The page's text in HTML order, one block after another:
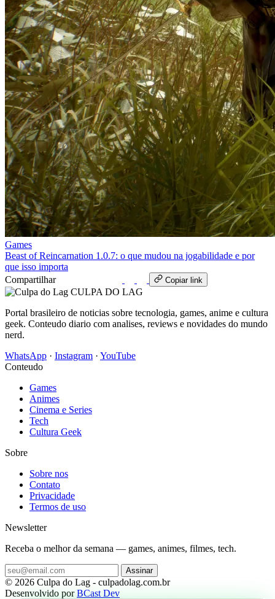
Games
Beast of Reincarnation 1.0.7: o que mudou na jogabilidade e por
que isso importa
Compartilhar
Copiar link
CULPA DO LAG
Portal brasileiro de noticias sobre tecnologia, games, anime e cultura
geek. Conteudo diario com analises, reviews e novidades do mundo
nerd.
WhatsApp · Instagram · YouTube
Conteudo
Games
Animes
Cinema e Series
Tech
Cultura Geek
Sobre
Sobre nos
Contato
Privacidade
Termos de uso
Newsletter
Receba o melhor da semana — games, animes, filmes, tech.
Assinar
© 2026 Culpa do Lag - culpadolag.com.br
Desenvolvido porBCast Dev